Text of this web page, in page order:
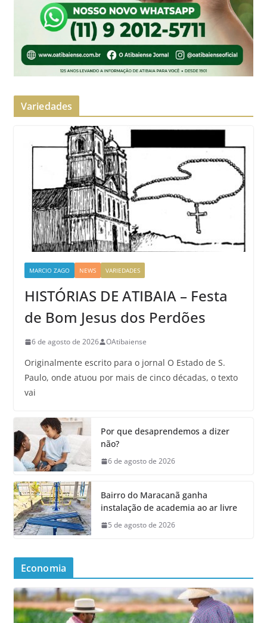
Variedades
MARCIO ZAGO NEWS VARIEDADES
HISTÓRIAS DE ATIBAIA – Festa
de Bom Jesus dos Perdões
6 de agosto de 2026 OAtibaiense
Originalmente escrito para o jornal O Estado de S.
Paulo, onde atuou por mais de cinco décadas, o texto
vai
Por que desaprendemos a dizer
não?
6 de agosto de 2026
Bairro do Maracanã ganha
instalação de academia ao ar livre
5 de agosto de 2026
Economia